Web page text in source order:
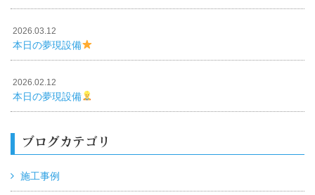
2026.03.12
本日の夢現設備
2026.02.12
本日の夢現設備
ブログカテゴリ
施工事例